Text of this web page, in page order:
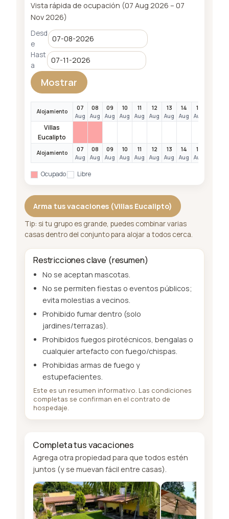
Vista rápida de ocupación (07 Aug 2026 – 07
Nov 2026)
Desd
e
Hast
a
Mostrar
Alojamiento 07
Aug
08
Aug
09
Aug
10
Aug
11
Aug
12
Aug
13
Aug
14
Aug
15
Aug
Villas
Eucalipto
Alojamiento 07
Aug
08
Aug
09
Aug
10
Aug
11
Aug
12
Aug
13
Aug
14
Aug
15
Aug
Ocupado Libre
Arma tus vacaciones (Villas Eucalipto)
Tip: si tu grupo es grande, puedes combinar varias
casas dentro del conjunto para alojar a todos cerca.
Restricciones clave (resumen)
No se aceptan mascotas.
No se permiten fiestas o eventos públicos;
evita molestias a vecinos.
Prohibido fumar dentro (solo
jardines/terrazas).
Prohibidos fuegos pirotécnicos, bengalas o
cualquier artefacto con fuego/chispas.
Prohibidas armas de fuego y
estupefacientes.
Este es un resumen informativo. Las condiciones
completas se confirman en el contrato de
hospedaje.
Completa tus vacaciones
Agrega otra propiedad para que todos estén
juntos (y se muevan fácil entre casas).